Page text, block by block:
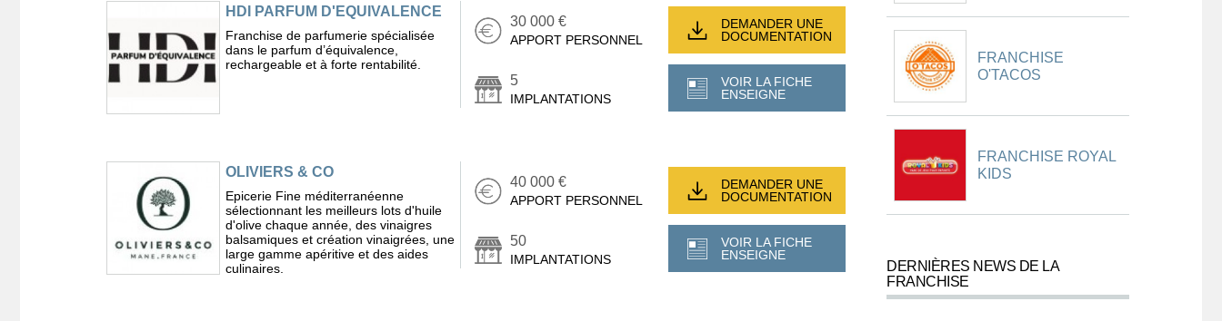
HDI PARFUM D'EQUIVALENCE
Franchise de parfumerie spécialisée
dans le parfum d’équivalence,
rechargeable et à forte rentabilité.
30 000 €
APPORT PERSONNEL
5
IMPLANTATIONS
DEMANDER UNE
DOCUMENTATION
VOIR LA FICHE
ENSEIGNE
OLIVIERS & CO
Epicerie Fine méditerranéenne
sélectionnant les meilleurs lots d'huile
d'olive chaque année, des vinaigres
balsamiques et création vinaigrées, une
large gamme apéritive et des aides
culinaires.
40 000 €
APPORT PERSONNEL
50
IMPLANTATIONS
DEMANDER UNE
DOCUMENTATION
VOIR LA FICHE
ENSEIGNE
FRANCHISE
O'TACOS
FRANCHISE ROYAL
KIDS
DERNIÈRES NEWS DE LA
FRANCHISE